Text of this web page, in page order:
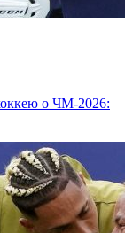
о ЧМ-2026: